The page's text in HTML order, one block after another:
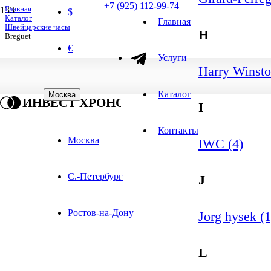
+7 (925) 112-99-74
$
€
Москва
Москва
С.-Петербург
Ростов-на-Дону
Главная
Услуги
Каталог
Контакты
H
Harry
I
IWC (4)
J
Jorg hysek
L
ИНВЕСТ ХРОНО
Главная
Каталог
Швейцарские часы
Breguet